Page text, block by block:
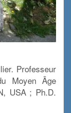
Professeur
Moyen Âge
USA ; Ph.D.